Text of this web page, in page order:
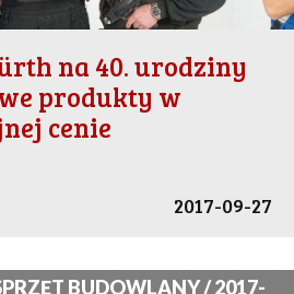
na 40. urodziny
produkty w
cenie
2017-09-27
BUDOWLANY / 2017-